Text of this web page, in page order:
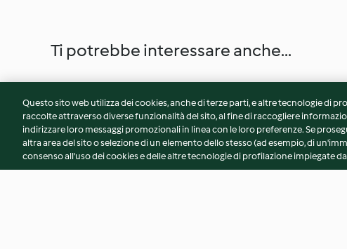
Ti potrebbe interessare anche...
Questo sito web utilizza dei cookies, anche di terze parti, e altre tecnologie di
raccolte attraverso diverse funzionalità del sito, al fine di raccogliere
indirizzare loro messaggi promozionali in linea con le loro preferenze. Se
altra area del sito o selezione di un elemento dello stesso (ad esempio, di
consenso all'uso dei cookies e delle altre tecnologie di profilazione impiegate